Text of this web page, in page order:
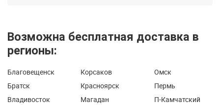
Возможна бесплатная доставка в
регионы:
Благовещенск
Братск
Владивосток
Корсаков
Красноярск
Магадан
Омск
Пермь
П-Камчатский